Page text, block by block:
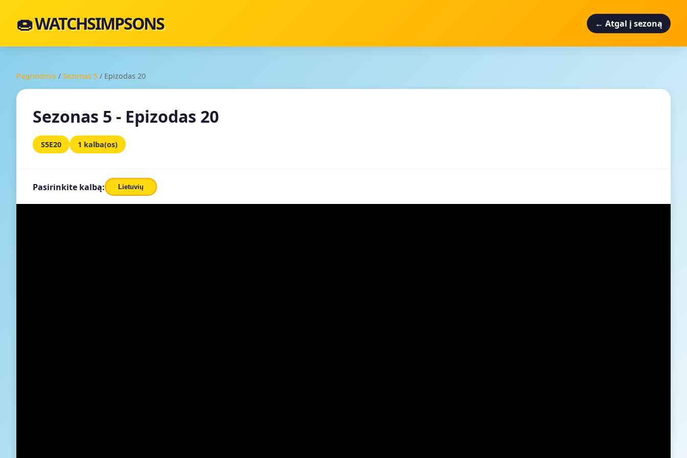
🍩 WATCHSIMPSONS ← Atgal į sezoną
Pagrindinis / Sezonas 5 / Epizodas 20
Sezonas 5 - Epizodas 20
S5E20 1 kalba(os)
Pasirinkite kalbą: Lietuvių